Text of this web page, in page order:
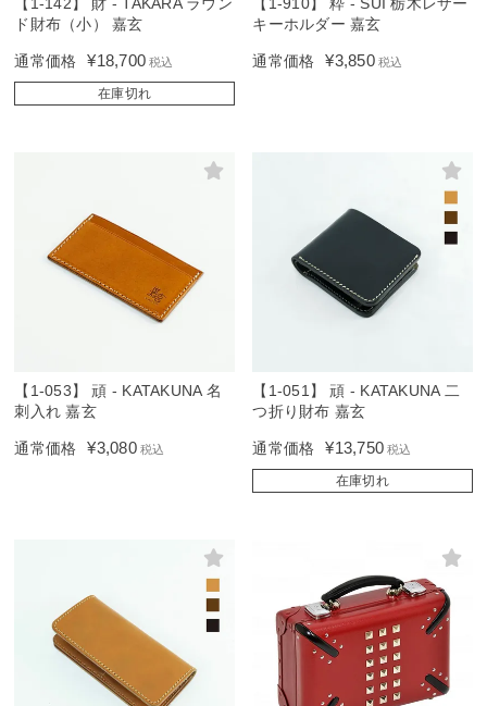
【1-142】 財 - TAKARA ラウン
ド財布（小） 嘉玄
通常価格 ¥18,700 税込
在庫切れ
【1-910】 粋 - SUI 栃木レザー
キーホルダー 嘉玄
通常価格 ¥3,850 税込
【1-053】 頑 - KATAKUNA 名
刺入れ 嘉玄
通常価格 ¥3,080 税込
【1-051】 頑 - KATAKUNA 二
つ折り財布 嘉玄
通常価格 ¥13,750 税込
在庫切れ